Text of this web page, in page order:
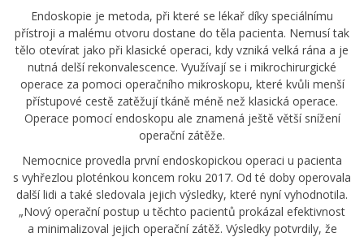
Endoskopie je metoda, při které se lékař díky speciálnímu
přístroji a malému otvoru dostane do těla pacienta. Nemusí tak
tělo otevírat jako při klasické operaci, kdy vzniká velká rána a je
nutná delší rekonvalescence. Využívají se i mikrochirurgické
operace za pomoci operačního mikroskopu, které kvůli menší
přístupové cestě zatěžují tkáně méně než klasická operace.
Operace pomocí endoskopu ale znamená ještě větší snížení
operační zátěže.
Nemocnice provedla první endoskopickou operaci u pacienta
s vyhřezlou ploténkou koncem roku 2017. Od té doby operovala
další lidi a také sledovala jejich výsledky, které nyní vyhodnotila.
„Nový operační postup u těchto pacientů prokázal efektivnost
a minimalizoval jejich operační zátěž. Výsledky potvrdily, že